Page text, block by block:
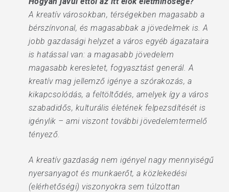
A kreatív városokban, térségekben magasabb a
bérszínvonal, és magasabbak a jövedelmek is. A
jobb gazdasági helyzet a város egyéb ágazataira
is hatással van: a magasabb jövedelem
magasabb keresletet, fogyasztást generál. A
kreatív mag jellemző igénye a szórakozás, a
kikapcsolódás, a feltöltődés, amelyek így a város
szabadidős, kulturális életének felpezsdítését is
igénylik – ami viszont további jövedelemtermelő
tényező.
A kreatív gazdaság nem igényel nagy mennyiségű
nyersanyagot és munkaerőt, a közlekedési
(elérhetőségi) viszonyokra sem túlzottan